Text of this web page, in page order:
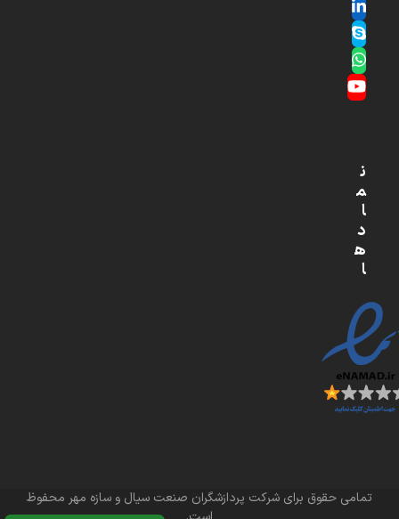
LinkedIn
Skype
Whatsapp
YouTube
ن
م
ا
د
ه
ا
تمامی حقوق برای شرکت پردازشگران صنعت سیال و سازه مهر محفوظ